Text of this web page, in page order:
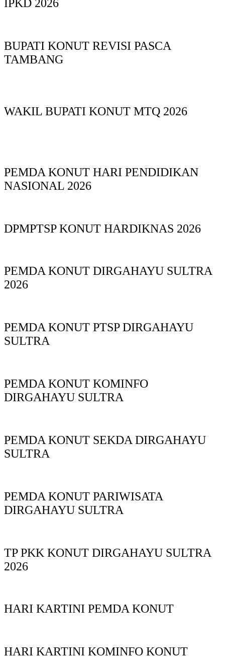
IPKD 2026
BUPATI KONUT REVISI PASCA
TAMBANG
WAKIL BUPATI KONUT MTQ 2026
PEMDA KONUT HARI PENDIDIKAN
NASIONAL 2026
DPMPTSP KONUT HARDIKNAS 2026
PEMDA KONUT DIRGAHAYU SULTRA
2026
PEMDA KONUT PTSP DIRGAHAYU
SULTRA
PEMDA KONUT KOMINFO
DIRGAHAYU SULTRA
PEMDA KONUT SEKDA DIRGAHAYU
SULTRA
PEMDA KONUT PARIWISATA
DIRGAHAYU SULTRA
TP PKK KONUT DIRGAHAYU SULTRA
2026
HARI KARTINI PEMDA KONUT
HARI KARTINI KOMINFO KONUT